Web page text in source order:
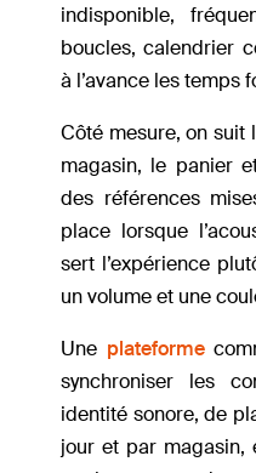
indisponible,
boucles, calendrier
à l’avance les temps
Côté mesure, on suit
magasin, le panier
des références
place lorsque
sert l’expérience
un volume et une
Une plateforme
synchroniser les
identité sonore, de
jour et par magasin,